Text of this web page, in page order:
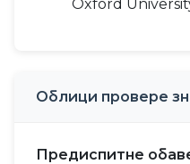
Oxford
Облици провере
Предиспитне